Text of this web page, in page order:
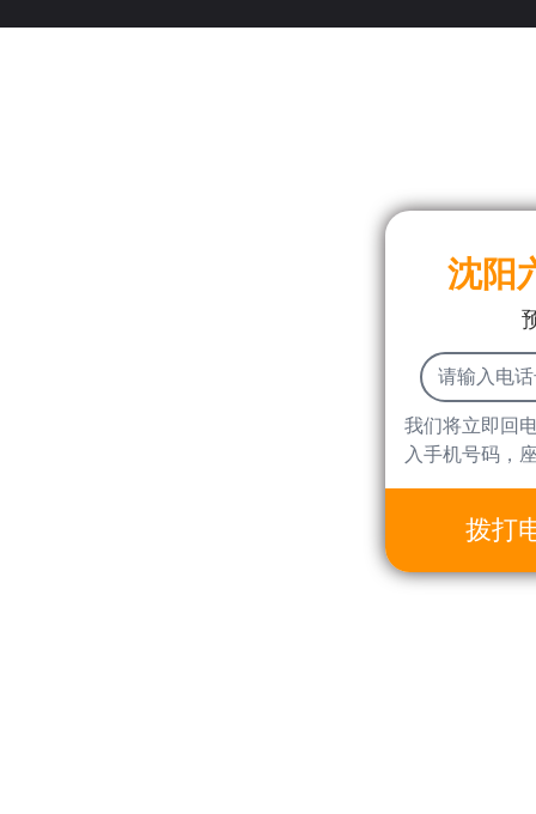
沈阳
我们将立即回
入手机号码，
拨打